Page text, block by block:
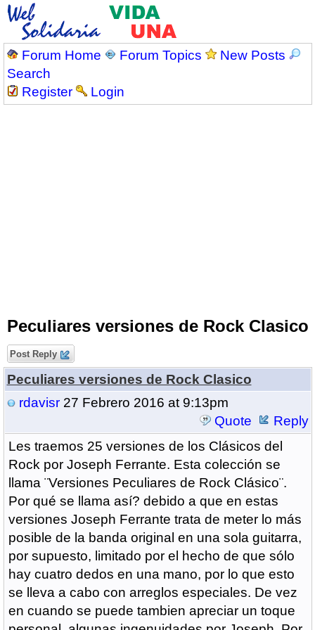
Forum Home Forum Topics
New Posts
Search
Register
Login
Peculiares versiones de Rock Clasico
Post Reply
Peculiares versiones de Rock Clasico
rdavisr27 Febrero 2016 at 9:13pm
Quote
Reply
Les traemos 25 versiones de los Clásicos del
Rock por Joseph Ferrante. Esta colección se
llama ¨Versiones Peculiares de Rock Clásico¨.
Por qué se llama así? debido a que en estas
versiones Joseph Ferrante trata de meter lo más
posible de la banda original en una sola guitarra,
por supuesto, limitado por el hecho de que sólo
hay cuatro dedos en una mano, por lo que esto
se lleva a cabo con arreglos especiales. De vez
en cuando se puede tambien apreciar un toque